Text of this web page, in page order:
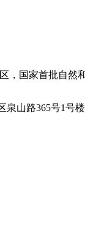
，国家首批自然
泉山路365号1号楼